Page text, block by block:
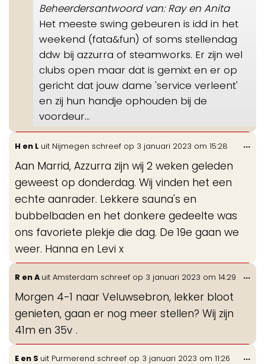
Beheerdersantwoord van: Ray en Anita
Het meeste swing gebeuren is idd in het
weekend (fata&fun) of soms stellendag
ddw bij azzurra of steamworks. Er zijn wel
clubs open maar dat is gemixt en er op
gericht dat jouw dame 'service verleent'
en zij hun handje ophouden bij de
voordeur...
H en L uit Nijmegen schreef op 3 januari 2023 om 15:28
Aan Marrid, Azzurra zijn wij 2 weken geleden
geweest op donderdag. Wij vinden het een
echte aanrader. Lekkere sauna's en
bubbelbaden en het donkere gedeelte was
ons favoriete plekje die dag. De 19e gaan we
weer. Hanna en Levi x
...
R en A uit Amsterdam schreef op 3 januari 2023 om 14:29
Morgen 4-1 naar Veluwsebron, lekker bloot
genieten, gaan er nog meer stellen? Wij zijn
41m en 35v .
...
E en S uit Purmerend schreef op 3 januari 2023 om 11:26 ...